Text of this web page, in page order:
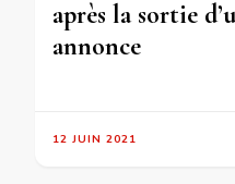
après la sortie
annonce
12 JUIN 2021